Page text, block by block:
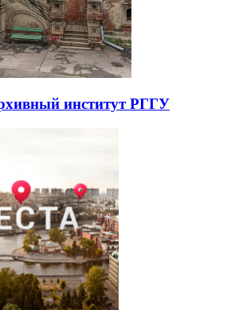
институт РГГУ